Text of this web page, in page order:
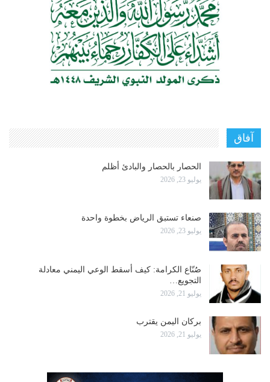
آفاق
الحصار بالحصار والبادئ أظلم
يوليو 23, 2026
صنعاء تستبق الرياض بخطوة واحدة
يوليو 23, 2026
صُنّاع الكرامة: كيف أسقط الوعي اليمني معادلة
التجويع…
يوليو 21, 2026
بركان اليمن يقترب
يوليو 21, 2026